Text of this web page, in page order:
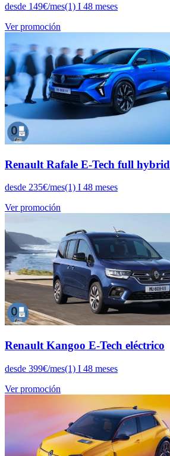
desde 149€/mes(1) I 48 meses
Ver promoción
Renault Rafale E-Tech full hybrid
desde 235€/mes(1) I 48 meses
Ver promoción
Renault Kangoo E-Tech eléctrico
desde 399€/mes(1) I 48 meses
Ver promoción